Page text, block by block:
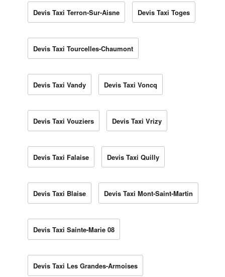
Devis Taxi Terron-Sur-Aisne Devis Taxi Toges
Devis Taxi Tourcelles-Chaumont
Devis Taxi Vandy Devis Taxi Voncq
Devis Taxi Vouziers Devis Taxi Vrizy
Devis Taxi Falaise Devis Taxi Quilly
Devis Taxi Blaise Devis Taxi Mont-Saint-Martin
Devis Taxi Sainte-Marie 08
Devis Taxi Les Grandes-Armoises